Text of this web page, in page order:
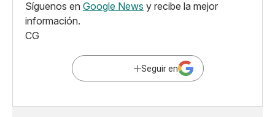
Síguenos en Google News y recibe la mejor
información.
CG
Seguir en